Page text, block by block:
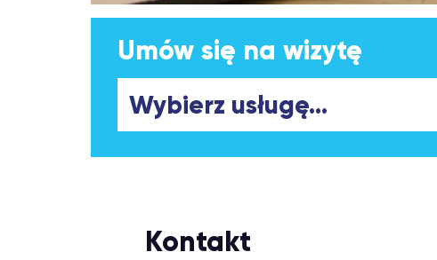
Umów się na wizytę
Kontakt